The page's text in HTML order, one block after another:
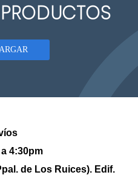
4:30pm
de Los Ruices). Edif.